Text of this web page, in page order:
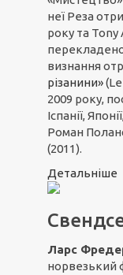
неї Реза
року та Tony
визнання
різанини»
2009 року,
Іспанії,
Роман
(2011).
Детальніше
Ларс
норвезький